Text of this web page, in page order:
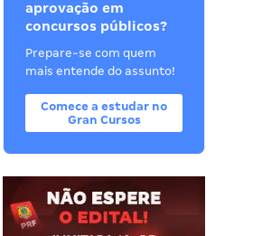
aprovação em
concursos públicos?
Prepare-se com quem
mais entende do assunto!
Comece a estudar no
Gran Cursos